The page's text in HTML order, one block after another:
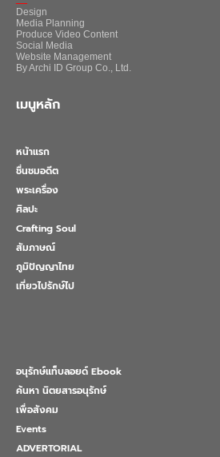
Design
Media Planning
Produce Video Content
Social Media
Website Management
By Archi ID Group Co., Ltd.
เมนูหลัก
หน้าแรก
ชื่นชมอดีต
พระเครื่อง
ศิลปะ
Crafting Soul
สัมภาษณ์
ภูมิปัญญาไทย
เที่ยวไปรักษ์ไป
อนุรักษ์แท็บลอยด์ Ebook
ค้นหา นิตยสารอนุรักษ์
เพื่อสังคม
Events
ADVERTORIAL